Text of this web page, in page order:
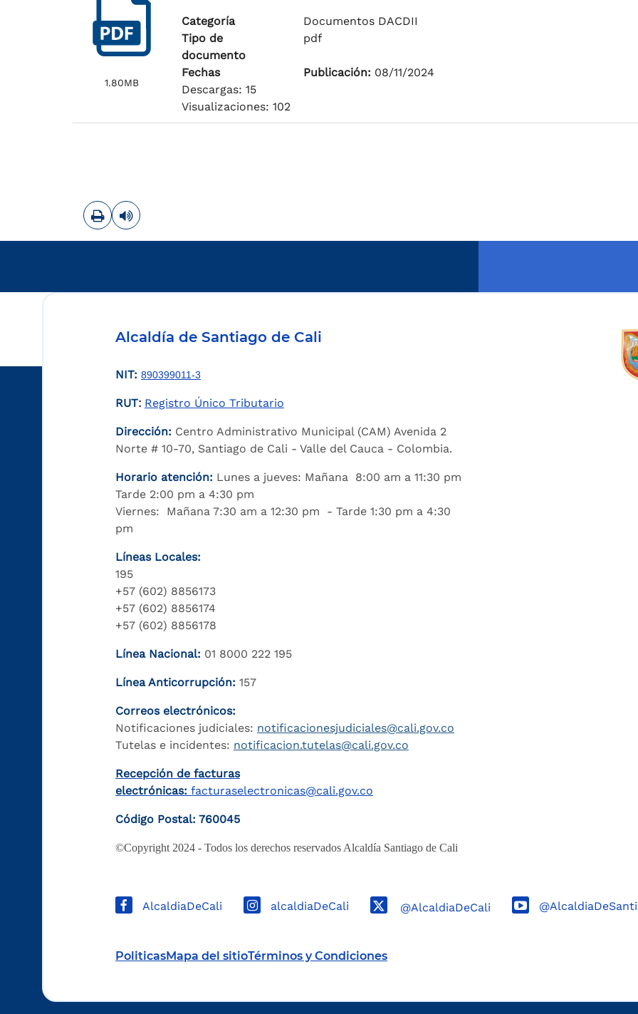
1.80MB
Categoría
Documentos DACDII
Tipo de
documento
pdf
Fechas Publicación: 08/11/2024
Descargas: 15
Visualizaciones: 102
ImprimirLeer contenido
Alcaldía de Santiago de Cali
NIT: 890399011-3
RUT: Registro Único Tributario
Dirección: Centro Administrativo Municipal (CAM) Avenida 2
Norte # 10-70, Santiago de Cali - Valle del Cauca - Colombia.
Horario atención: Lunes a jueves: Mañana 8:00 am a 11:30 pm
Tarde 2:00 pm a 4:30 pm
Viernes: Mañana 7:30 am a 12:30 pm - Tarde 1:30 pm a 4:30
pm
Líneas Locales:
195
+57 (602) 8856173
+57 (602) 8856174
+57 (602) 8856178
Línea Nacional: 01 8000 222 195
Línea Anticorrupción: 157
Correos electrónicos:
Notificaciones judiciales: notificacionesjudiciales@cali.gov.co
Tutelas e incidentes: notificacion.tutelas@cali.gov.co
Recepción de facturas
electrónicas: facturaselectronicas@cali.gov.co
Código Postal: 760045
©Copyright 2024 - Todos los derechos reservados Alcaldía Santiago de Cali
AlcaldiaDeCali alcaldiaDeCali @AlcaldiaDeCali
PoliticasMapa del sitioTérminos y Condiciones